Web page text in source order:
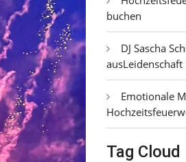
buchen
DJ Sascha
ausLeidenschaft
Emotionale
Tag Cloud